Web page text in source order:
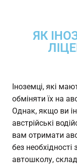
ЯК
Іноземці, які
обміняти їх на
Однак, якщо ви
австрійські
вам отримати
без
автошколу,